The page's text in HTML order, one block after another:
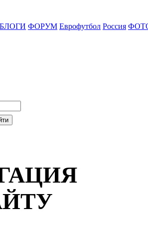
БЛОГИ ФОРУМ Еврофутбол Россия